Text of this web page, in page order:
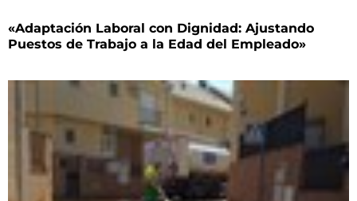
«Adaptación Laboral con Dignidad: Ajustando
Puestos de Trabajo a la Edad del Empleado»